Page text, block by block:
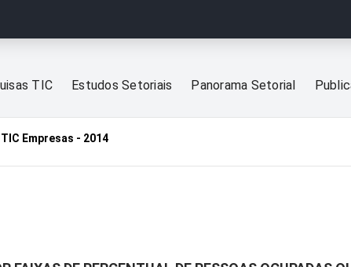
TIC Estudos Setoriais Panorama Setorial
TIC Empresas - 2014